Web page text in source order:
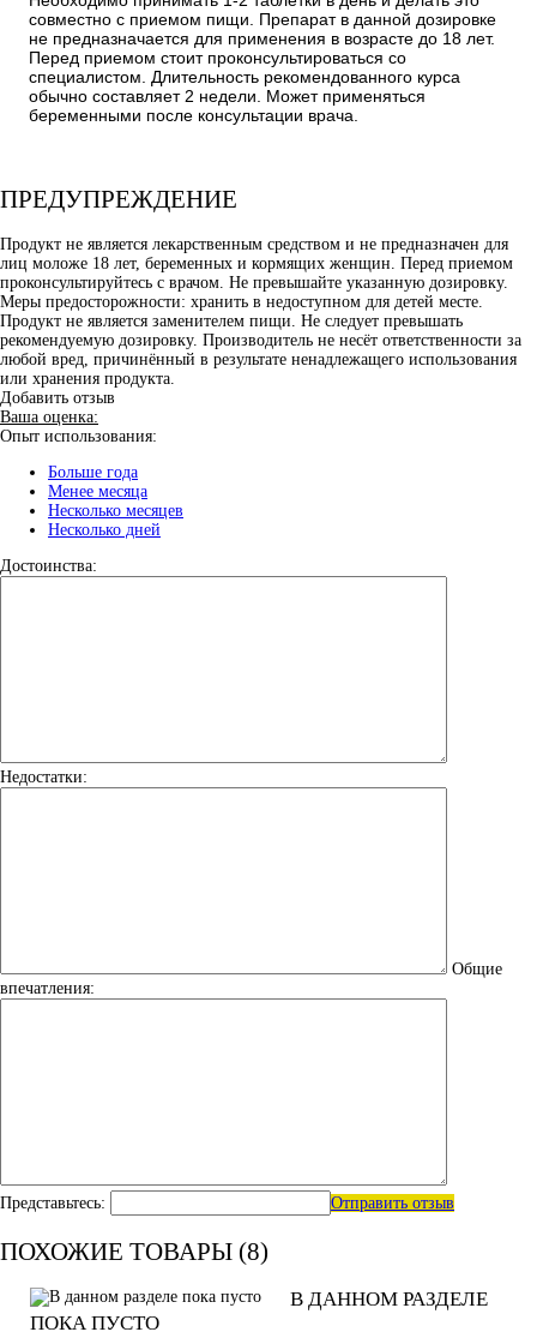
совместно с приемом пищи. Препарат в данной дозировке
не предназначается для применения в возрасте до 18 лет.
Перед приемом стоит проконсультироваться со
специалистом. Длительность рекомендованного курса
обычно составляет 2 недели. Может применяться
беременными после консультации врача.
ПРЕДУПРЕЖДЕНИЕ
Продукт не является лекарственным средством и не предназначен для
лиц моложе 18 лет, беременных и кормящих женщин. Перед приемом
проконсультируйтесь с врачом. Не превышайте указанную дозировку.
Меры предосторожности: хранить в недоступном для детей месте.
Продукт не является заменителем пищи. Не следует превышать
рекомендуемую дозировку. Производитель не несёт ответственности за
любой вред, причинённый в результате ненадлежащего использования
или хранения продукта.
Добавить отзыв
Ваша оценка:
Опыт использования:
Больше года
Менее месяца
Несколько месяцев
Несколько дней
Достоинства:
Недостатки:
Общие
впечатления:
Представьтесь: Отправить отзыв
ПОХОЖИЕ ТОВАРЫ (8)
В ДАННОМ РАЗДЕЛЕ
ПОКА ПУСТО